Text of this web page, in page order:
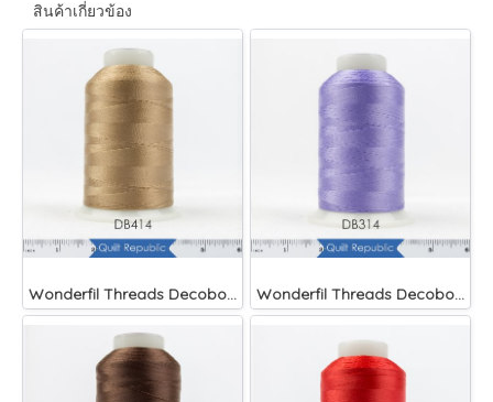
สินค้าเกี่ยวข้อง
Wonderfil Threads Decobob Soft Tan 2000 Metre Wonderfil Threads Decobob Lilac 2000 Metre